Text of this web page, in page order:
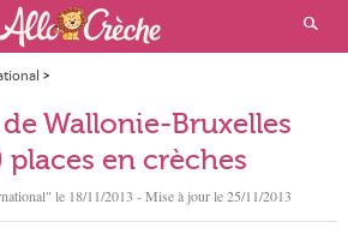
>
s’offre 16 000 places en crèches
Wallonie-Bruxelles
places en crèches
" le 18/11/2013 - Mise à jour le25/11/2013